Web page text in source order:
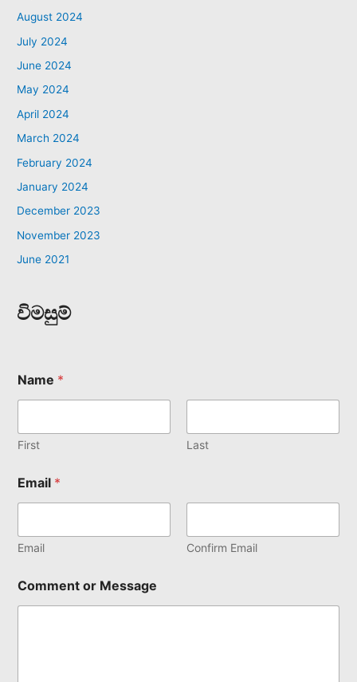
August 2024
July 2024
June 2024
May 2024
April 2024
March 2024
February 2024
January 2024
December 2023
November 2023
June 2021
විමසුම්
Name *
First Last
Email *
Email Confirm Email
Comment or Message